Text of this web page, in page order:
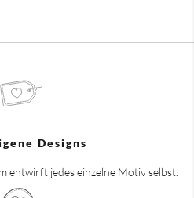
Designs
entwirft jedes einzelne Motiv selbst.